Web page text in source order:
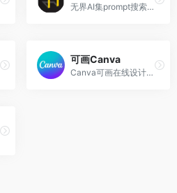
无界AI集prompt搜索、AI图库、AI创作、AI广场、词/图等为一体，提供一站式AI搜索-创作-交流-分享服务
可画Canva
Canva可画在线设计平台，整合了数以千万计的高清图片和模板，轻松制作海报、美图插画。